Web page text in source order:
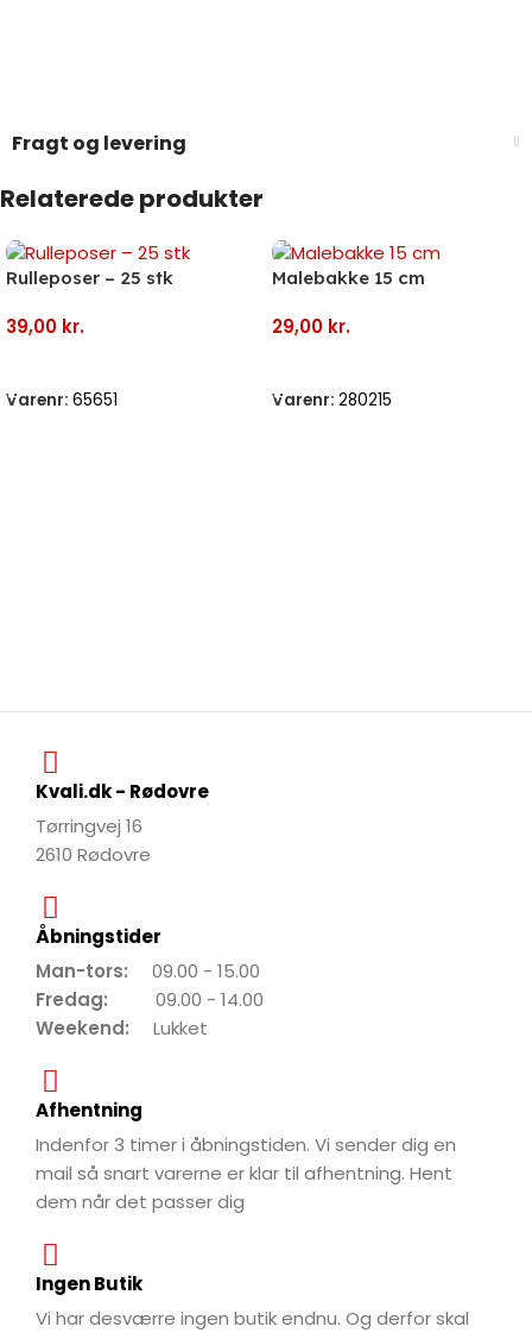
Fragt og levering
Relaterede produkter
Rulleposer – 25 stk
39,00 kr.
Varenr: 65651
Malebakke 15 cm
29,00 kr.
Varenr: 280215
Kvali.dk - Rødovre
Tørringvej 16
2610 Rødovre
Åbningstider
Man-tors: 09.00 - 15.00
Fredag: 09.00 - 14.00
Weekend: Lukket
Afhentning
Indenfor 3 timer i åbningstiden. Vi sender dig en
mail så snart varerne er klar til afhentning. Hent
dem når det passer dig
Ingen Butik
Vi har desværre ingen butik endnu. Og derfor skal